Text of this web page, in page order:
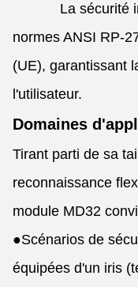
La sécurité
normes ANSI RP-
(UE), garantissant
l'utilisateur.
Domaines
Tirant parti de sa
reconnaissance
module MD32
●Scénarios de
équipées d'un iris